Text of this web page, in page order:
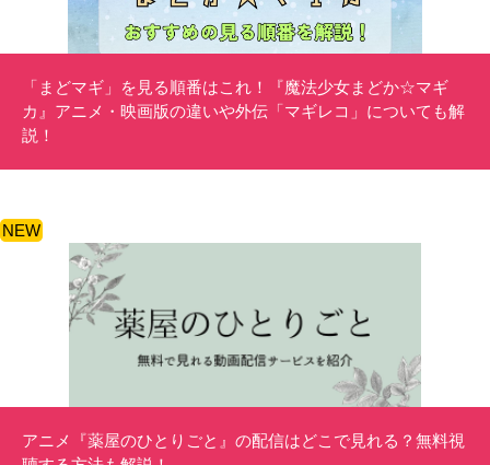
「まどマギ」を見る順番はこれ！『魔法少女まどか☆マギ
カ』アニメ・映画版の違いや外伝「マギレコ」についても解
説！
NEW
アニメ『薬屋のひとりごと』の配信はどこで見れる？無料視